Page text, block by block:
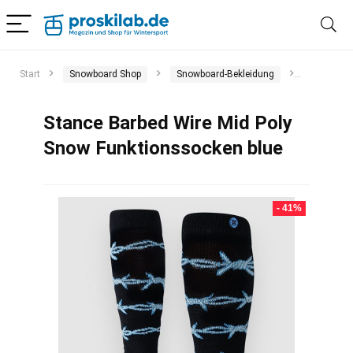
Start Snowboard Shop Snowboard-Bekleidung
Stance Barbed Wire Mid Poly
Snow Funktionssocken blue
- 41%